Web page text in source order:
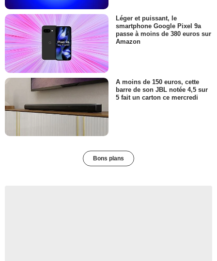
Léger et puissant, le
smartphone Google Pixel 9a
passe à moins de 380 euros sur
Amazon
A moins de 150 euros, cette
barre de son JBL notée 4,5 sur
5 fait un carton ce mercredi
Bons plans